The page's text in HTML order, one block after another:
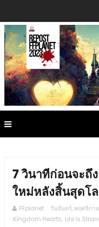
7 วินาทีก่อนจะถึ
ใหม่หลังสิ้นสุดโ
FFplanet วันจันทร์, พฤศจิกา
Kingdom Hearts, Life is